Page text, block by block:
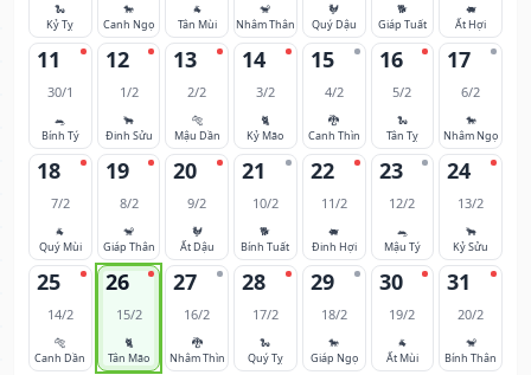
🐍
Kỷ Tỵ
🐎
Canh Ngọ
🐐
Tân Mùi
🐒
Nhâm Thân
🐓
Quý Dậu
🐕
Giáp Tuất
🐖
Ất Hợi
11
30/1
🐀
Bính Tý
12
1/2
🐂
Đinh Sửu
13
2/2
🐅
Mậu Dần
14
3/2
🐈
Kỷ Mão
15
4/2
🐉
Canh Thìn
16
5/2
🐍
Tân Tỵ
17
6/2
🐎
Nhâm Ngọ
18
7/2
🐐
Quý Mùi
19
8/2
🐒
Giáp Thân
20
9/2
🐓
Ất Dậu
21
10/2
🐕
Bính Tuất
22
11/2
🐖
Đinh Hợi
23
12/2
🐀
Mậu Tý
24
13/2
🐂
Kỷ Sửu
25
14/2
🐅
Canh Dần
26
15/2
🐈
Tân Mão
27
16/2
🐉
Nhâm Thìn
28
17/2
🐍
Quý Tỵ
29
18/2
🐎
Giáp Ngọ
30
19/2
🐐
Ất Mùi
31
20/2
🐒
Bính Thân